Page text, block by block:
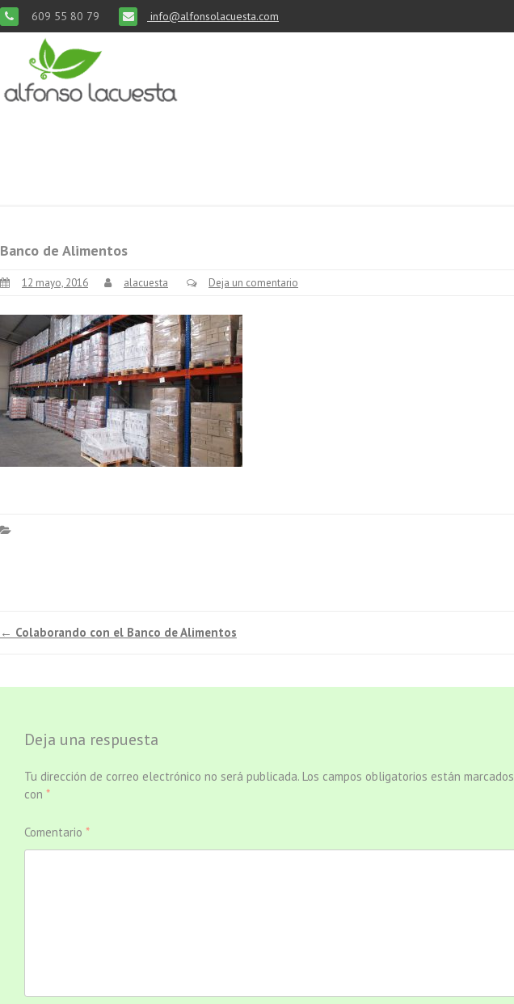
609 55 80 79 info@alfonsolacuesta.com
Banco de Alimentos
12 mayo, 2016 alacuesta Deja un comentario
Navegación
← Colaborando con el Banco de Alimentos
Deja una respuesta
Tu dirección de correo electrónico no será publicada. Los campos obligatorios están marcados
con *
Comentario *